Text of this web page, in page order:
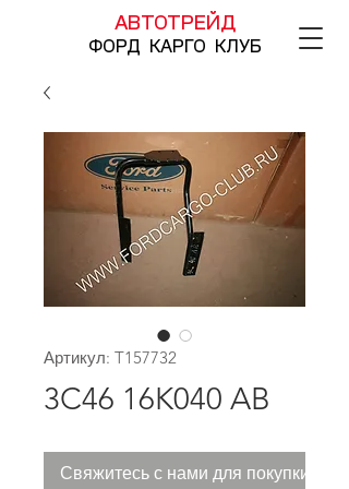
АВТОТРЕЙД
ФОРД КАРГО КЛУБ
Артикул: T157732
3C46 16K040 AB
Свяжитесь с нами для покупки